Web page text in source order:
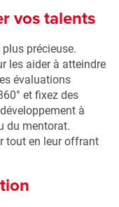
vos talents
précieuse.
les aider à atteindre
évaluations
et fixez des
à
du mentorat.
tout en leur offrant